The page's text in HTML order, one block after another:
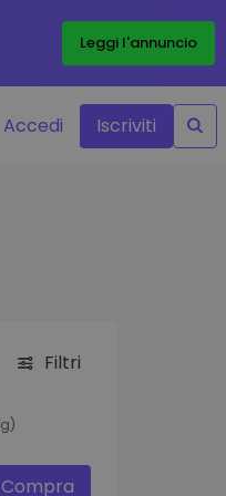
Leggi l'annuncio
Accedi Iscriviti
Filtri
Compra